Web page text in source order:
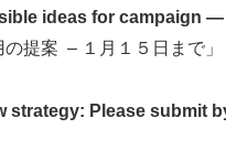
ideas for campaign —
の提案 – １月１５日まで」
strategy: Please submit